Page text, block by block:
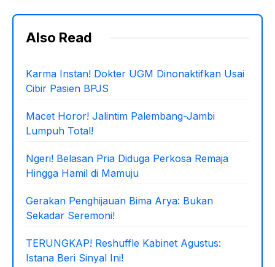
Also Read
Karma Instan! Dokter UGM Dinonaktifkan Usai
Cibir Pasien BPJS
Macet Horor! Jalintim Palembang-Jambi
Lumpuh Total!
Ngeri! Belasan Pria Diduga Perkosa Remaja
Hingga Hamil di Mamuju
Gerakan Penghijauan Bima Arya: Bukan
Sekadar Seremoni!
TERUNGKAP! Reshuffle Kabinet Agustus:
Istana Beri Sinyal Ini!